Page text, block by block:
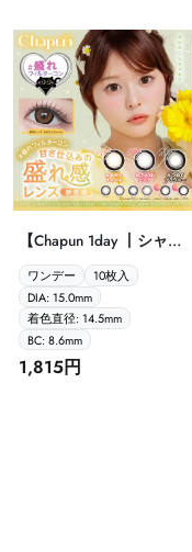
【Chapun 1day 丨シャプ
ン ワンデー 10枚入】
ワンデー
10枚入
DIA: 15.0mm
着色直径: 14.5mm
BC: 8.6mm
1,815円